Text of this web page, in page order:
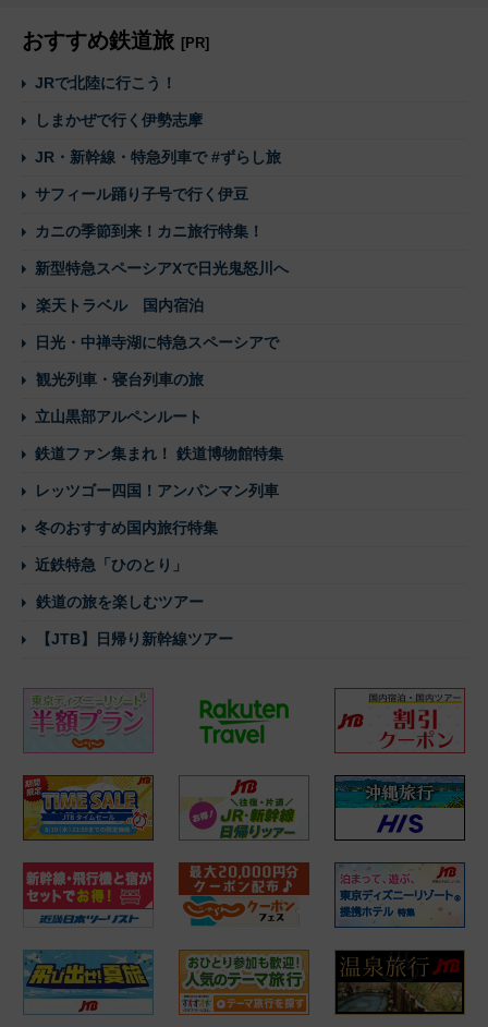
おすすめ鉄道旅 [PR]
JRで北陸に行こう！
しまかぜで行く伊勢志摩
JR・新幹線・特急列車で #ずらし旅
サフィール踊り子号で行く伊豆
カニの季節到来！カニ旅行特集！
新型特急スペーシアXで日光鬼怒川へ
楽天トラベル 国内宿泊
日光・中禅寺湖に特急スペーシアで
観光列車・寝台列車の旅
立山黒部アルペンルート
鉄道ファン集まれ！ 鉄道博物館特集
レッツゴー四国！アンパンマン列車
冬のおすすめ国内旅行特集
近鉄特急「ひのとり」
鉄道の旅を楽しむツアー
【JTB】日帰り新幹線ツアー